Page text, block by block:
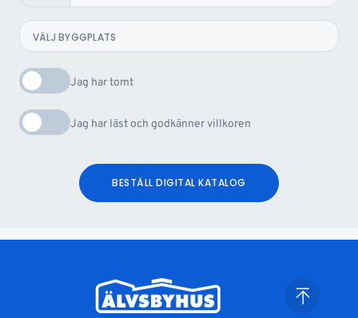
Jag har tomt
Jag har läst och godkänner villkoren
BESTÄLL DIGITAL KATALOG